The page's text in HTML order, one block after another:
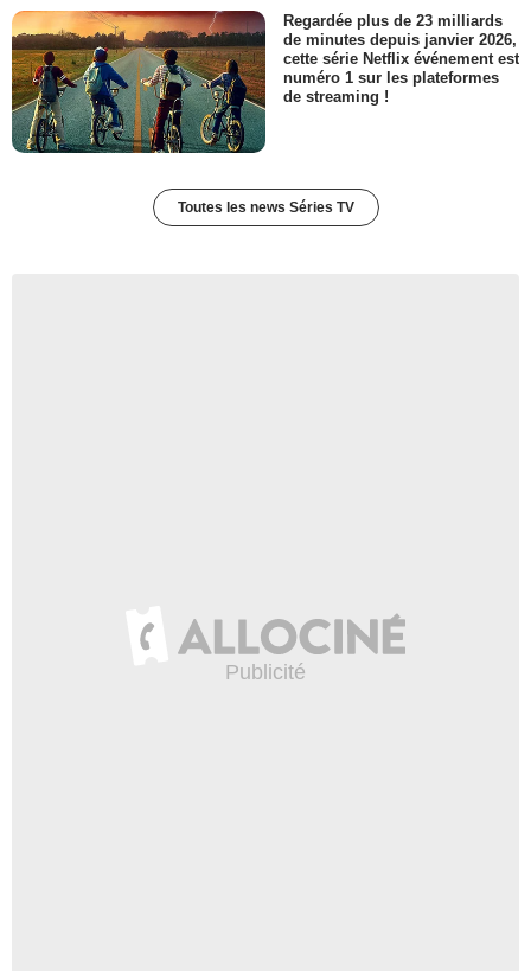
Regardée plus de 23 milliards
de minutes depuis janvier 2026,
cette série Netflix événement est
numéro 1 sur les plateformes
de streaming !
Toutes les news Séries TV